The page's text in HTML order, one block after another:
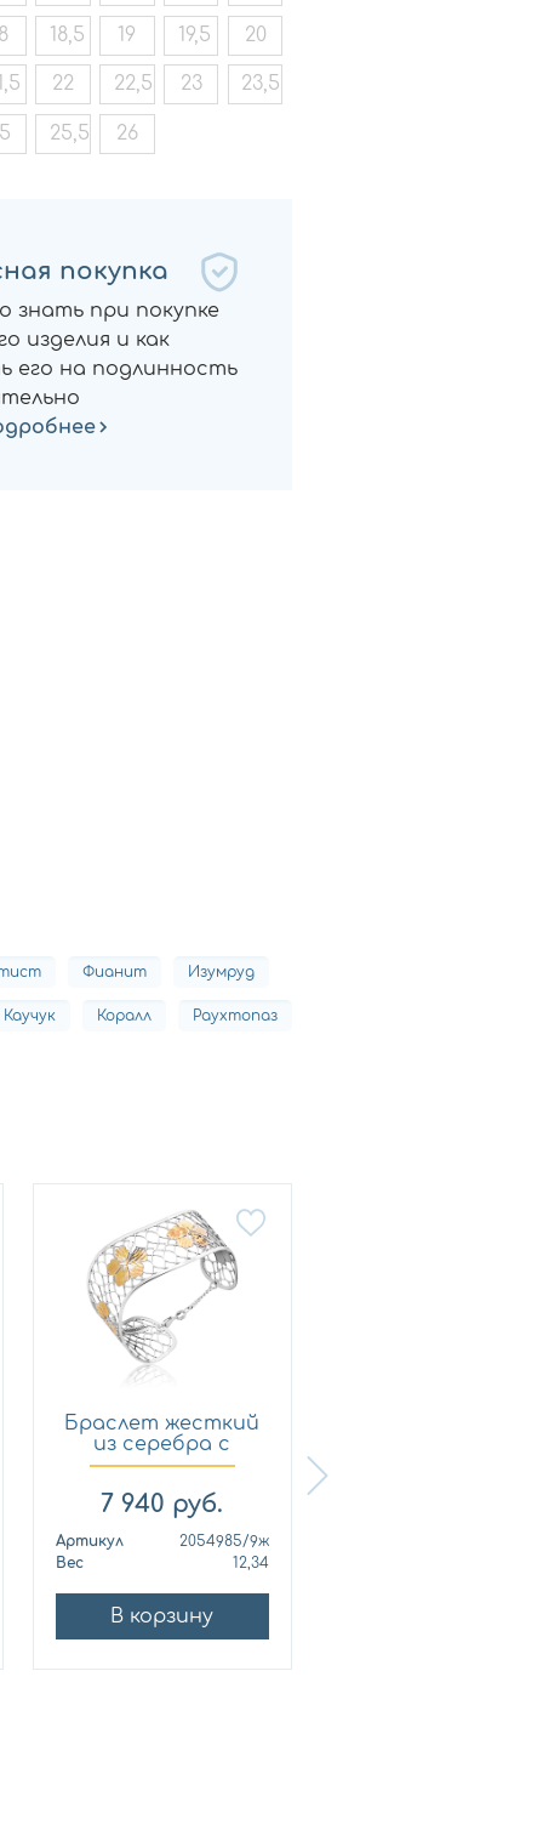
18,5 19 19,5 20
22 22,5 23 23,5
25,5 26
покупка
знать при покупке
изделия и как
его на подлинность
Фианит Изумруд
Каучук Коралл Раухтопаз
Браслет жесткий
из серебра с
позолото...
7 940 руб.
Артикул
2054985/9ж
Вес
12,34
В корзину